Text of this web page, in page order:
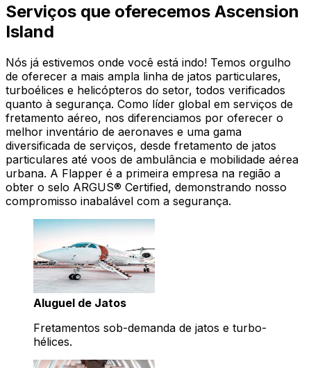
Serviços que oferecemos Ascension
Island
Nós já estivemos onde você está indo! Temos orgulho
de oferecer a mais ampla linha de jatos particulares,
turboélices e helicópteros do setor, todos verificados
quanto à segurança. Como líder global em serviços de
fretamento aéreo, nos diferenciamos por oferecer o
melhor inventário de aeronaves e uma gama
diversificada de serviços, desde fretamento de jatos
particulares até voos de ambulância e mobilidade aérea
urbana. A Flapper é a primeira empresa na região a
obter o selo ARGUS® Certified, demonstrando nosso
compromisso inabalável com a segurança.
Aluguel de Jatos
Fretamentos sob-demanda de jatos e turbo-
hélices.